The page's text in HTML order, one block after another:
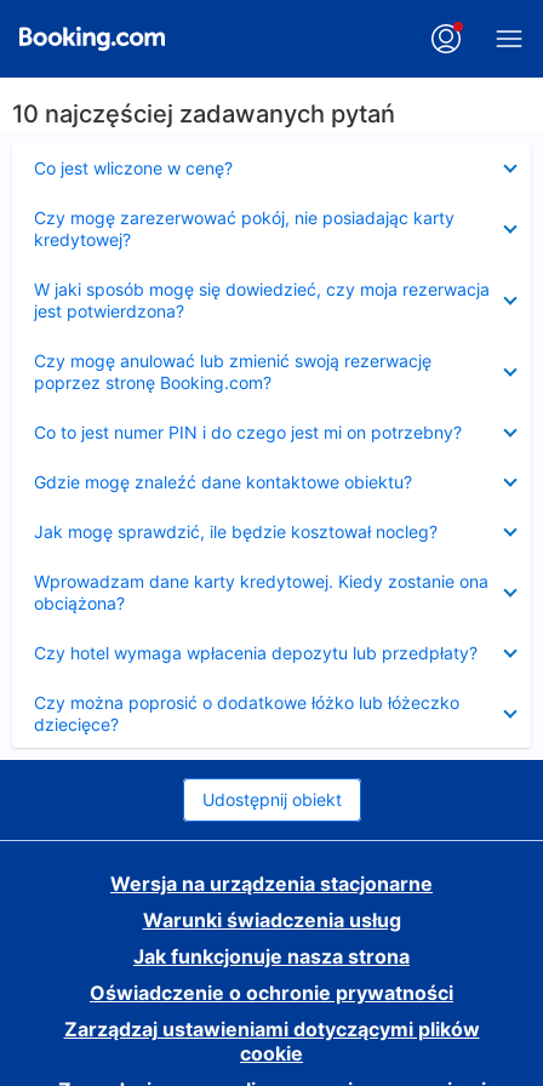
10 najczęściej zadawanych pytań
Co jest wliczone w cenę?
Czy mogę zarezerwować pokój, nie posiadając karty
kredytowej?
W jaki sposób mogę się dowiedzieć, czy moja rezerwacja
jest potwierdzona?
Czy mogę anulować lub zmienić swoją rezerwację
poprzez stronę Booking.com?
Co to jest numer PIN i do czego jest mi on potrzebny?
Gdzie mogę znaleźć dane kontaktowe obiektu?
Jak mogę sprawdzić, ile będzie kosztował nocleg?
Wprowadzam dane karty kredytowej. Kiedy zostanie ona
obciążona?
Czy hotel wymaga wpłacenia depozytu lub przedpłaty?
Czy można poprosić o dodatkowe łóżko lub łóżeczko
dziecięce?
Udostępnij obiekt
Wersja na urządzenia stacjonarne
Warunki świadczenia usług
Jak funkcjonuje nasza strona
Oświadczenie o ochronie prywatności
Zarządzaj ustawieniami dotyczącymi plików
cookie